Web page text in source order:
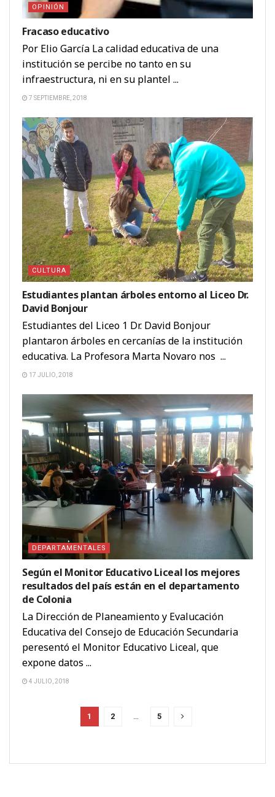
OPINIÓN
Fracaso educativo
Por Elio García La calidad educativa de una
institución se percibe no tanto en su
infraestructura, ni en su plantel ...
7 SEPTIEMBRE, 2018
CULTURA
Estudiantes plantan árboles entorno al Liceo Dr.
David Bonjour
Estudiantes del Liceo 1 Dr. David Bonjour
plantaron árboles en cercanías de la institución
educativa. La Profesora Marta Novaro nos ...
17 JULIO, 2018
DEPARTAMENTALES
Según el Monitor Educativo Liceal los mejores
resultados del país están en el departamento
de Colonia
La Dirección de Planeamiento y Evalucación
Educativa del Consejo de Educación Secundaria
peresentó el Monitor Educativo Liceal, que
expone datos ...
4 JULIO, 2018
1 2 … 5